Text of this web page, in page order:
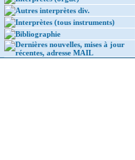
Autres interprètes div.
Interprètes (tous instruments)
Bibliographie
Dernières nouvelles, mises à jour
récentes, adresse MAIL